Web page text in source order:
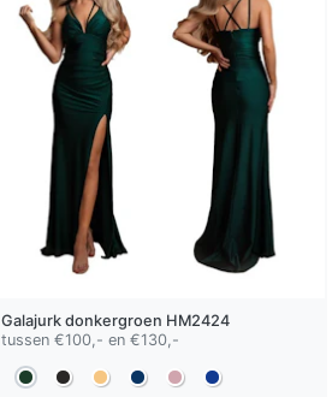
Galajurk donkergroen HM2424
tussen €100,- en €130,-